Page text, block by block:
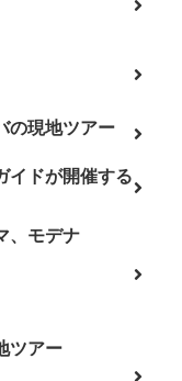
の現地ツアー
イドが開催する
、モデナ
ツアー